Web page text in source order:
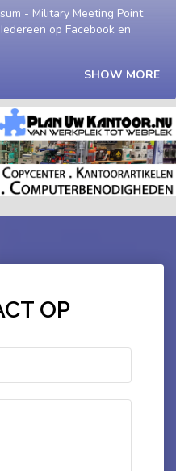
- Military Meeting Point
op Facebook en
SHOW MORE
OP